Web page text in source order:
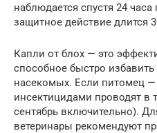
наблюдается спустя 24
защитное действие длится
Капли от блох — это
способное быстро
насекомых. Если питомец —
инсектицидами проводят в
сентябрь включительно).
ветеринары рекомендуют